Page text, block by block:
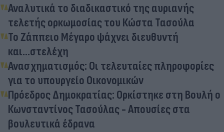
Αναλυτικά το διαδικαστικό της αυριανής
τελετής ορκωμοσίας του Κώστα Τασούλα
Το Ζάππειο Μέγαρο ψάχνει διευθυντή
και...στελέχη
Ανασχηματισμός: Οι τελευταίες πληροφορίες
για το υπουργείο Οικονομικών
Πρόεδρος Δημοκρατίας: Ορκίστηκε στη Βουλή ο
Κωνσταντίνος Τασούλας - Απουσίες στα
βουλευτικά έδρανα